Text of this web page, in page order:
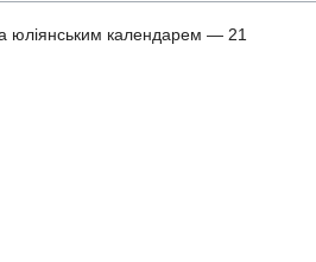
юліянським календарем — 21